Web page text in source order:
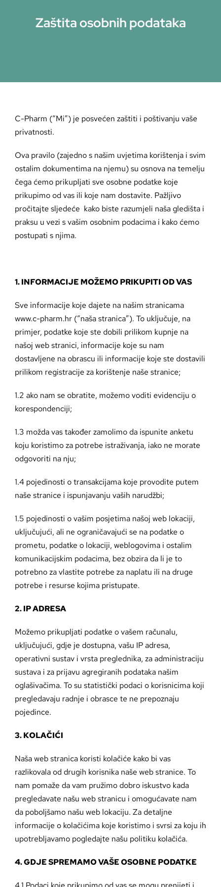
Zaštita osobnih podataka
C-Pharm (“Mi”) je posvećen zaštiti i poštivanju vaše
privatnosti.
Ova pravilo (zajedno s našim uvjetima korištenja i svim
ostalim dokumentima na njemu) su osnova na temelju
čega ćemo prikupljati sve osobne podatke koje
prikupimo od vas ili koje nam dostavite. Pažljivo
pročitajte sljedeće kako biste razumjeli naša gledišta i
praksu u vezi s vašim osobnim podacima i kako ćemo
postupati s njima.
1. INFORMACIJE MOŽEMO PRIKUPITI OD VAS
Sve informacije koje dajete na našim stranicama
www.c-pharm.hr (“naša stranica”). To uključuje, na
primjer, podatke koje ste dobili prilikom kupnje na
našoj web stranici, informacije koje su nam
dostavljene na obrascu ili informacije koje ste dostavili
prilikom registracije za korištenje naše stranice;
1.2 ako nam se obratite, možemo voditi evidenciju o
korespondenciji;
1.3 možda vas također zamolimo da ispunite anketu
koju koristimo za potrebe istraživanja, iako ne morate
odgovoriti na nju;
1.4 pojedinosti o transakcijama koje provodite putem
naše stranice i ispunjavanju vaših narudžbi;
1.5 pojedinosti o vašim posjetima našoj web lokaciji,
uključujući, ali ne ograničavajući se na podatke o
prometu, podatke o lokaciji, weblogovima i ostalim
komunikacijskim podacima, bez obzira da li je to
potrebno za vlastite potrebe za naplatu ili na druge
potrebe i resurse kojima pristupate.
2. IP ADRESA
Možemo prikupljati podatke o vašem računalu,
uključujući, gdje je dostupna, vašu IP adresa,
operativni sustav i vrsta preglednika, za administraciju
sustava i za prijavu agregiranih podataka našim
oglašivačima. To su statistički podaci o korisnicima koji
pregledavaju radnje i obrasce te ne prepoznaju
pojedince.
3. KOLAČIĆI
Naša web stranica koristi kolačiće kako bi vas
razlikovala od drugih korisnika naše web stranice. To
nam pomaže da vam pružimo dobro iskustvo kada
pregledavate našu web stranicu i omogućavate nam
da poboljšamo našu web lokaciju. Za detaljne
informacije o kolačićima koje koristimo i svrsi za koju ih
upotrebljavamo pogledajte našu politiku kolačića.
4. GDJE SPREMAMO VAŠE OSOBNE PODATKE